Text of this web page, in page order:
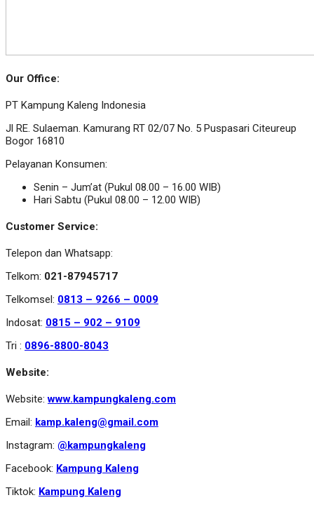
Our Office:
PT Kampung Kaleng Indonesia
Jl RE. Sulaeman. Kamurang RT 02/07 No. 5 Puspasari Citeureup
Bogor 16810
Pelayanan Konsumen:
Senin – Jum’at (Pukul 08.00 – 16.00 WIB)
Hari Sabtu (Pukul 08.00 – 12.00 WIB)
Customer Service:
Telepon dan Whatsapp:
Telkom: 021-87945717
Telkomsel: 0813 – 9266 – 0009
Indosat: 0815 – 902 – 9109
Tri : 0896-8800-8043
Website:
Website:www.kampungkaleng.com
Email: kamp.kaleng@gmail.com
Instagram: @kampungkaleng
Facebook: Kampung Kaleng
Tiktok: Kampung Kaleng